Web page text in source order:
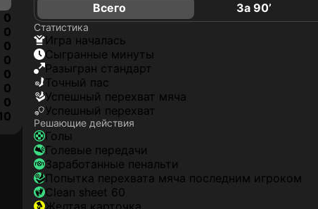
0
0
0
0
0
0
0
Всего За 90’
Статистика
игра началась
сыгранные минуты
разыгран стандарт
точный пас
успешный перехват мяча
успешный перехват
Решающие действия
голы
голевые передачи
заработанные пенальти
попытка перехвата мяча последним игроком
clean sheet 60
желтая карточка